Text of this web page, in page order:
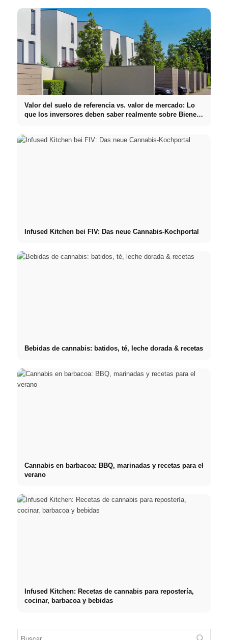
Valor del suelo de referencia vs. valor de mercado: Lo
que los inversores deben saber realmente sobre Bienes
Infused Kitchen bei FIV: Das neue Cannabis-Kochportal
Bebidas de cannabis: batidos, té, leche dorada & recetas
Cannabis en barbacoa: BBQ, marinadas y recetas para el
verano
Infused Kitchen: Recetas de cannabis para repostería,
cocinar, barbacoa y bebidas